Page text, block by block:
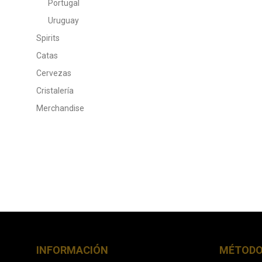
Portugal
Uruguay
Spirits
Catas
Cervezas
Cristalería
Merchandise
INFORMACIÓN